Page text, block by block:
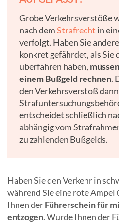
Grobe Verkehrsverstöße
nach demStrafrecht in
verfolgt. Haben Sie
konkret gefährdet, als Sie
überfahren haben,
einem Bußgeld rechnen.
den Verkehrsverstoß
entscheidet schließlich
abhängig vom
zu zahlenden Bußgelds.
Haben Sie den Verkehr in
während Sie eine rote
Ihnen derFührerschein für
entzogen. Wurde Ihnen der